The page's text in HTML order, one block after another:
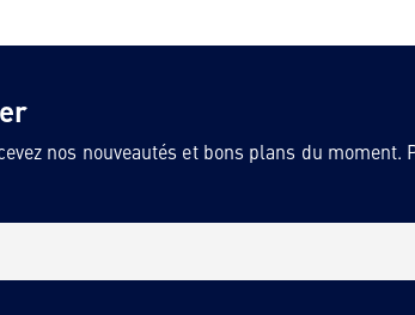
nos nouveautés et bons plans du